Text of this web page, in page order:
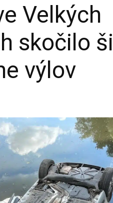
Velkých
skočilo
výlov